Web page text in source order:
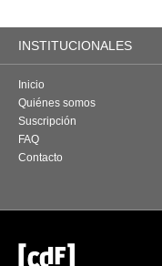
INSTITUCIONALES
Inicio
Quiénes somos
Suscripción
FAQ
Contacto